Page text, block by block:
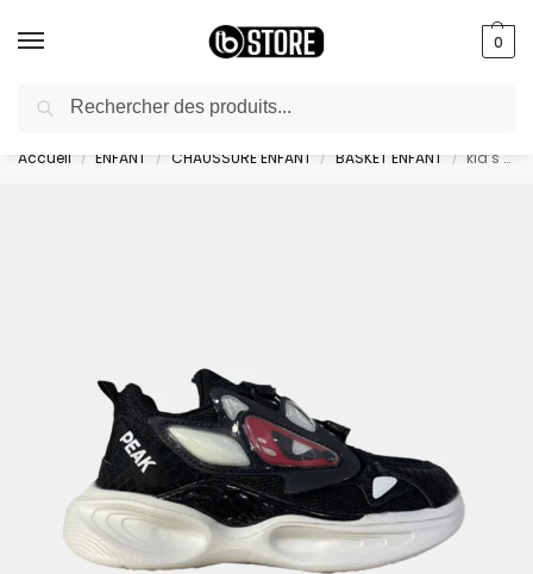
0
livraison gratuite au bureau dès 10000 DA avec paiement en ligne
Accueil / ENFANT / CHAUSSURE ENFANT / BASKET ENFANT / kid’s casual shoes – EK41891E-0020